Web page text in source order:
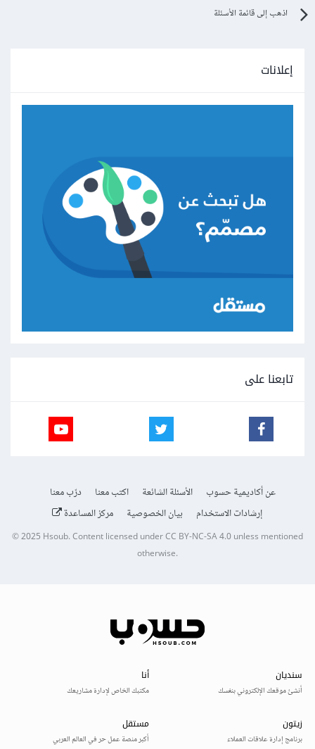
اذهب إلى قائمة الأسئلة
إعلانات
تابعنا على
عن أكاديمية حسوب الأسئلة الشائعة اكتب معنا
درّب معنا
إرشادات الاستخدام
بيان الخصوصية مركز المساعدة
© 2025Hsoub.Content licensed underCC BY-NC-SA 4.0unless mentioned
otherwise.